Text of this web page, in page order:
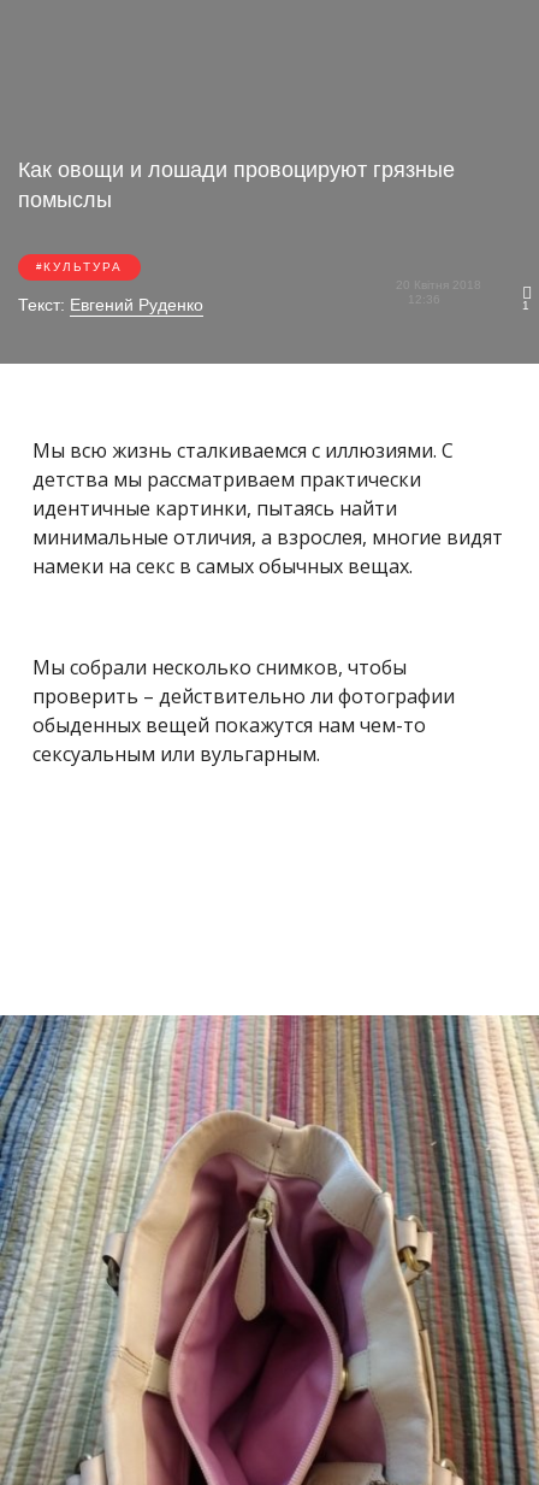
Как овощи и лошади провоцируют грязные
помыслы
КУЛЬТУРА
Текст: Евгений Руденко 1
Мы всю жизнь сталкиваемся с иллюзиями. С
детства мы рассматриваем практически
идентичные картинки, пытаясь найти
минимальные отличия, а взрослея, многие видят
намеки на секс в самых обычных вещах.
Мы собрали несколько снимков, чтобы
проверить – действительно ли фотографии
обыденных вещей покажутся нам чем-то
сексуальным или вульгарным.